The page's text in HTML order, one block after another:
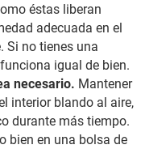
éstas liberan
adecuada en el
Si no tienes una
igual de bien.
necesario. Mantener
interior blando al aire,
durante más tiempo.
bien en una bolsa de